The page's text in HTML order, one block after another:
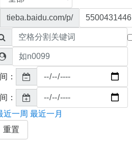
tieba.baidu.com/p/
：
：
近一周 最近一月
重置